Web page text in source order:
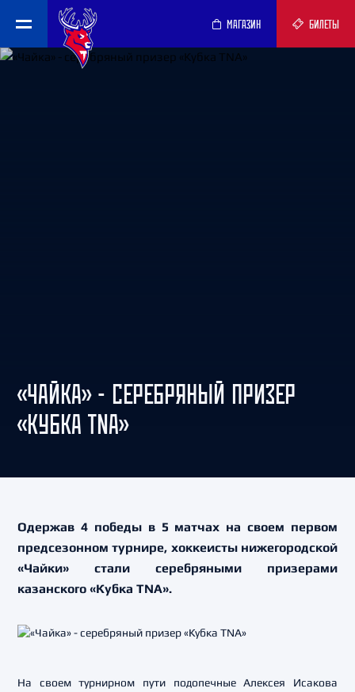
МАГАЗИН БИЛЕТЫ
«ЧАЙКА» - СЕРЕБРЯНЫЙ ПРИЗЕР
«КУБКА TNA»
Одержав 4 победы в 5 матчах на своем первом
предсезонном турнире, хоккеисты нижегородской
«Чайки» стали серебряными призерами
казанского «Кубка TNA».
На своем турнирном пути подопечные Алексея Исакова